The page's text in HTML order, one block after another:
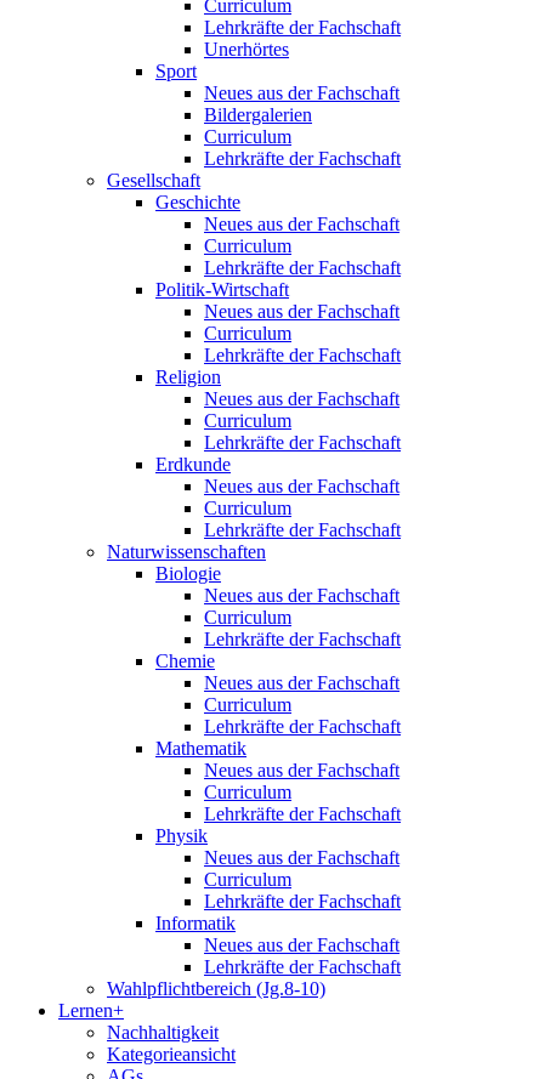
Curriculum
Lehrkräfte der Fachschaft
Unerhörtes
Sport
Neues aus der Fachschaft
Bildergalerien
Curriculum
Lehrkräfte der Fachschaft
Gesellschaft
Geschichte
Neues aus der Fachschaft
Curriculum
Lehrkräfte der Fachschaft
Politik-Wirtschaft
Neues aus der Fachschaft
Curriculum
Lehrkräfte der Fachschaft
Religion
Neues aus der Fachschaft
Curriculum
Lehrkräfte der Fachschaft
Erdkunde
Neues aus der Fachschaft
Curriculum
Lehrkräfte der Fachschaft
Naturwissenschaften
Biologie
Neues aus der Fachschaft
Curriculum
Lehrkräfte der Fachschaft
Chemie
Neues aus der Fachschaft
Curriculum
Lehrkräfte der Fachschaft
Mathematik
Neues aus der Fachschaft
Curriculum
Lehrkräfte der Fachschaft
Physik
Neues aus der Fachschaft
Curriculum
Lehrkräfte der Fachschaft
Informatik
Neues aus der Fachschaft
Lehrkräfte der Fachschaft
Wahlpflichtbereich (Jg.8-10)
Lernen+
Nachhaltigkeit
Kategorieansicht